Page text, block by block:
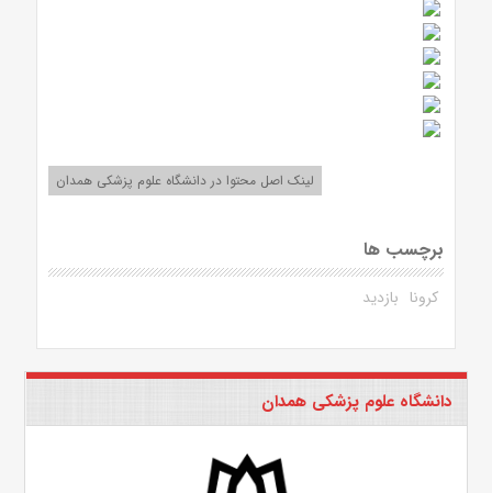
لینک اصل محتوا در دانشگاه علوم پزشکی همدان
برچسب ها
کرونا بازدید
دانشگاه علوم پزشکی همدان